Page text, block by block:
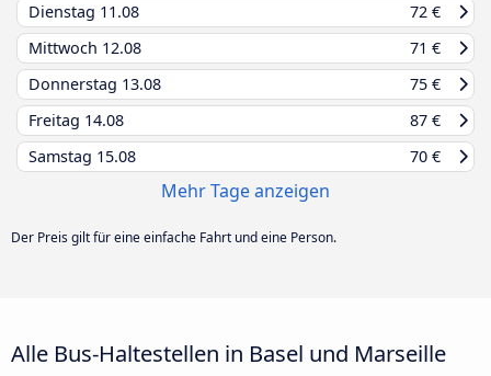
Dienstag 11.08
72 €
Mittwoch 12.08
71 €
Donnerstag 13.08
75 €
Freitag 14.08
87 €
Samstag 15.08 70 €
Mehr Tage anzeigen
Der Preis gilt für eine einfache Fahrt und eine Person.
Alle Bus-Haltestellen in Basel und Marseille